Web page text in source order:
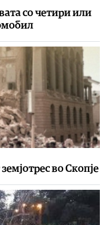
со четири или
во Скопје